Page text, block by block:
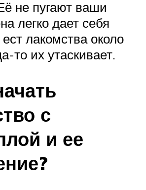
не пугают ваши
легко дает себя
лакомства около
то их утаскивает.
с
и ее